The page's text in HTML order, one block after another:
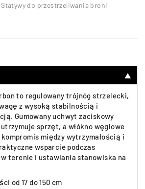
Statywy do przestrzeliwania broni
▼
to regulowany trójnóg strzelecki,
z wysoką stabilnością i
Gumowany uchwyt zaciskowy
sprzęt, a włókno węglowe
między wytrzymałością i
wsparcie podczas
terenie i ustawiania stanowiska na
od 17 do 150 cm